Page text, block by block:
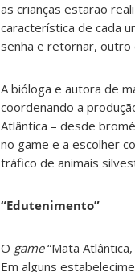
as crianças estarão
característica de cada
senha e retornar,
A bióloga e autora de
coordenando a
Atlântica – desde
no game e a escolher
tráfico de animais
“Edutenimento”
O game“Mata
Em alguns